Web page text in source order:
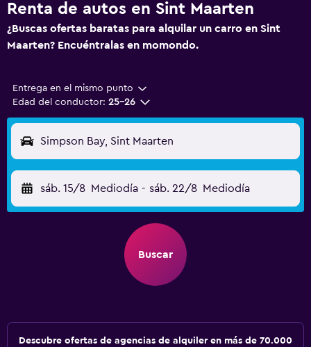
Renta de autos en Sint Maarten
¿Buscas ofertas baratas para alquilar un carro en Sint
Maarten? Encuéntralas en momondo.
Entrega en el mismo punto
Edad del conductor: 25-26
Simpson Bay, Sint Maarten
sáb. 15/8 Mediodía - sáb. 22/8 Mediodía
Buscar
Descubre ofertas de agencias de alquiler en más de 70.000